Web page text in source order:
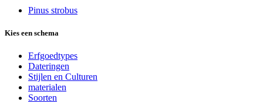
Pinus strobus
Kies een schema
Erfgoedtypes
Dateringen
Stijlen en Culturen
materialen
Soorten